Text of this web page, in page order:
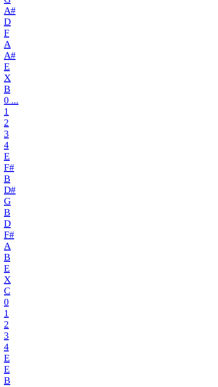
A#
D
F
A
A#
E
X
B
0 ...
1
2
3
4
E
F#
B
D#
G
B
D
F#
A
B
E
X
C
0
1
2
3
4
E
E
B